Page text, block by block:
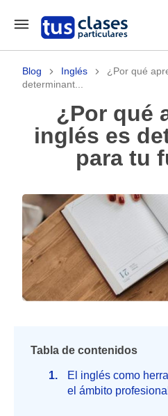
Blog Inglés
¿Por qué
determinant...
¿Por qué aprender
inglés es
para tu
Tabla de contenidos
El inglés como
el ámbito profesional